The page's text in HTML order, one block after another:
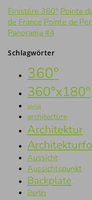
Finistère 360° Pointe
de France Pointe de
Panorama #4
Schlagwörter
360°
360°x180°
aerial
architecture
Architektur
Aussicht
Aussichtspunkt
Backplate
Berlin